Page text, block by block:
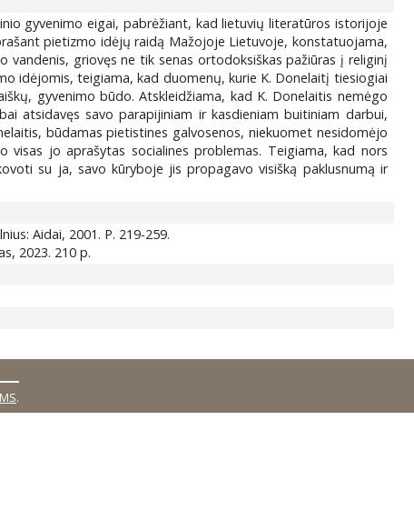
gyvenimo eigai, pabrėžiant, kad lietuvių literatūros istorijoje
pietizmo idėjų raidą Mažojoje Lietuvoje, konstatuojama,
vandenis, griovęs ne tik senas ortodoksiškas pažiūras į religinį
idėjomis, teigiama, kad duomenų, kurie K. Donelaitį tiesiogiai
gyvenimo būdo. Atskleidžiama, kad K. Donelaitis nemėgo
atsidavęs savo parapijiniam ir kasdieniam buitiniam darbui,
būdamas pietistines galvosenos, niekuomet nesidomėjo
visas jo aprašytas socialines problemas. Teigiama, kad nors
su ja, savo kūryboje jis propagavo visišką paklusnumą ir
Aidai, 2001. P. 219-259.
2023. 210 p.
.